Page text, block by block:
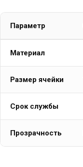
Параметр
Материал
Размер ячейки
Срок службы
Прозрачность